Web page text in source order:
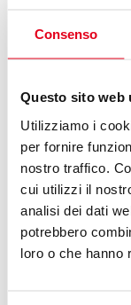
Consenso
Questo sito web
Utilizziamo i
per fornire
nostro traffico.
cui utilizzi il
analisi dei dati
potrebbero
loro o che hanno
io”) che
soglia di
social e
CHIARA